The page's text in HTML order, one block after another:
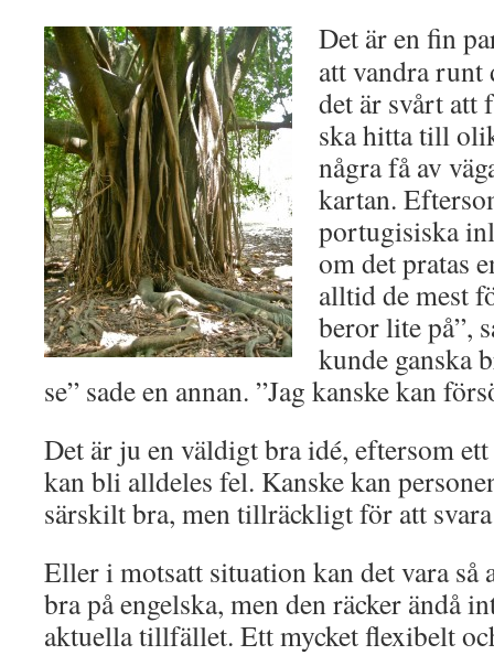
Det är en fin
att vandra
det är svårt att
ska hitta till
några få av
kartan.
portugisiska
om det pratas
alltid de mest
beror lite på”,
kunde ganska
se” sade en annan. ”Jag kanske kan
Det är ju en väldigt bra idé, eftersom
kan bli alldeles fel. Kanske kan
särskilt bra, men tillräckligt för att
Eller i motsatt situation kan det vara så
bra på engelska, men den räcker ändå
aktuella tillfället. Ett mycket flexibelt